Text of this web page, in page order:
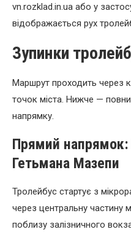
vn.rozklad.in.ua або у
відображається рух
Зупинки
Маршрут проходить через
точок міста. Нижче —
напрямку.
Прямий
Гетьмана Мазепи
Тролейбус стартує з
через центральну частину
поблизу залізничного